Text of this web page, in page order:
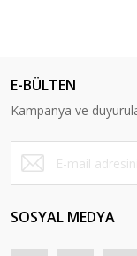
E-BÜLTEN
Kampanya ve
SOSYAL MEDYA